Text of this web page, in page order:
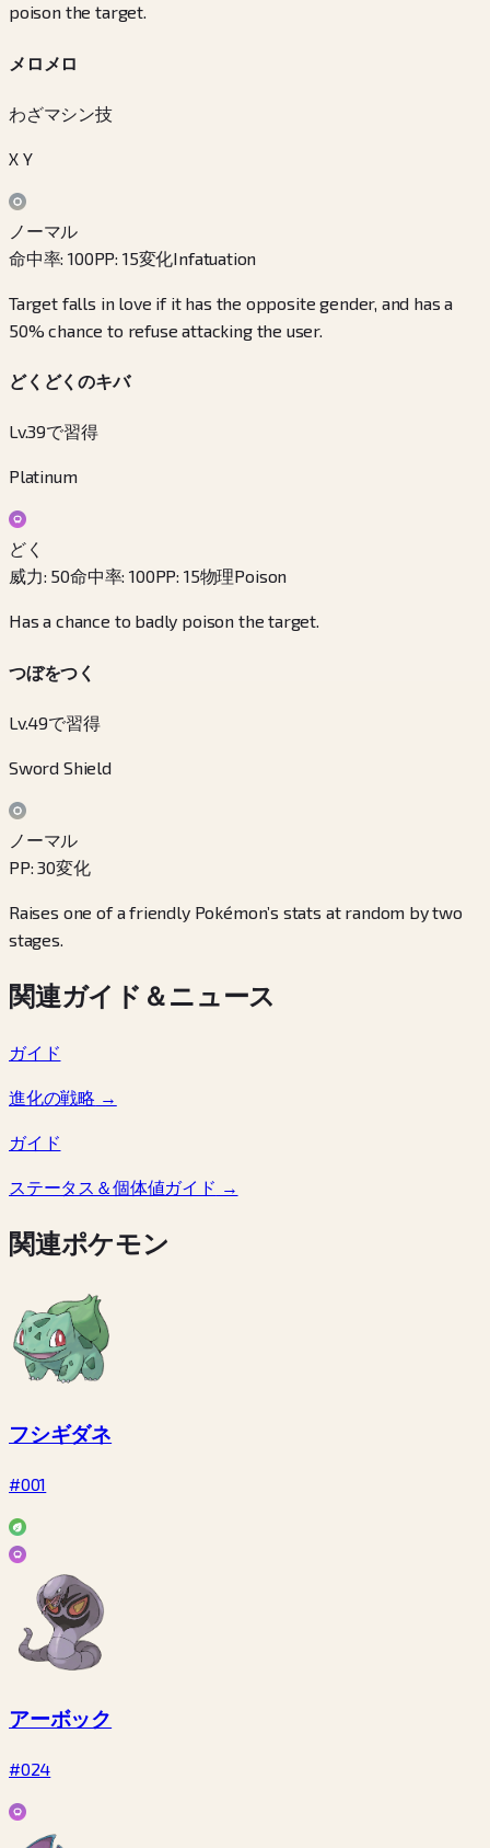
poison the target.
メロメロ
わざマシン技
X Y
ノーマル
命中率:100PP: 15変化Infatuation
Target falls in love if it has the opposite gender, and has a
50% chance to refuse attacking the user.
どくどくのキバ
Lv.39で習得
Platinum
どく
威力: 50命中率:100PP: 15物理Poison
Has a chance to badly poison the target.
つぼをつく
Lv.49で習得
Sword Shield
ノーマル
PP:30変化
Raises one of a friendly Pokémon’s stats at random by two
stages.
関連ガイド＆ニュース
ガイド
進化の戦略 →
ガイド
ステータス＆個体値ガイド →
関連ポケモン
フシギダネ
#001
アーボック
#024